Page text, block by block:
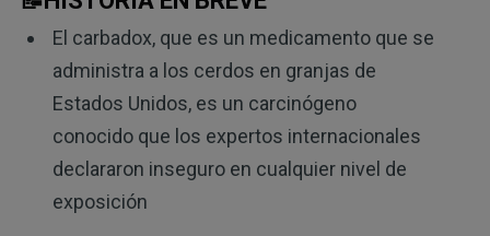
El carbadox, que es un medicamento que se
administra a los cerdos en granjas de
Estados Unidos, es un carcinógeno
conocido que los expertos internacionales
declararon inseguro en cualquier nivel de
exposición